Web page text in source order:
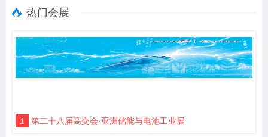
热门会展
1 第二十八届高交会·亚洲储能与电池工业展